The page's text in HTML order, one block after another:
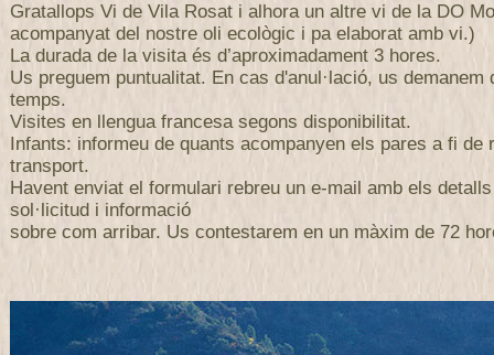
Gratallops Vi de Vila Rosat i alhora un altre vi de la DO
acompanyat del nostre oli ecològic i pa elaborat amb vi.)
La durada de la visita és d’aproximadament 3 hores.
Us preguem puntualitat. En cas d'anul·lació, us demanem
temps.
Visites en llengua francesa segons disponibilitat.
Infants: informeu de quants acompanyen els pares a fi de
transport.
Havent enviat el formulari rebreu un e-mail amb els
sol·licitud i informació
sobre com arribar. Us contestarem en un màxim de 72